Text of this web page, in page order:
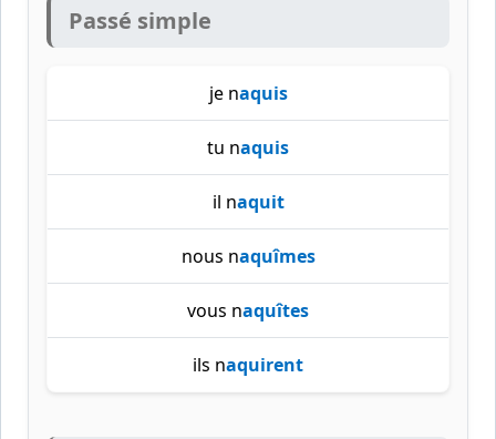
Passé simple
je naquis
tu naquis
il naquit
nous naquîmes
vous naquîtes
ils naquirent